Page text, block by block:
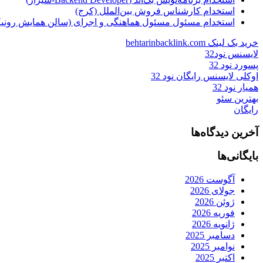
استخدام کارشناس فروش بین‌الملل (کرج)
استخدام مسئول مسئول هماهنگی و اجرای (سالن همایش
خرید بک لینک behtarinbacklink.com
لایسنس نود32
پسورد نود 32
اوکلی لایسنس رایگان نود 32
همیار نود 32
بهترین سئو
رایگان
آخرین دیدگاه‌ها
بایگانی‌ها
آگوست 2026
جولای 2026
ژوئن 2026
فوریه 2026
ژانویه 2026
دسامبر 2025
نوامبر 2025
اکتبر 2025